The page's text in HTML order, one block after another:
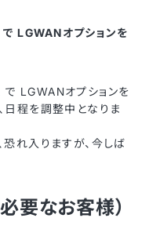
LGWANオプションを
LGWANオプションを
日程を調整中となりま
れ入りますが、今しば
要なお客様）